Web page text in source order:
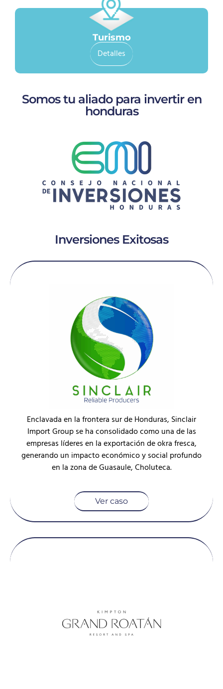
Turismo
Detalles
Somos tu aliado para invertir en
honduras
Inversiones Exitosas
Enclavada en la frontera sur de Honduras, Sinclair
Import Group se ha consolidado como una de las
empresas líderes en la exportación de okra fresca,
generando un impacto económico y social profundo
en la zona de Guasaule, Choluteca.
Ver caso